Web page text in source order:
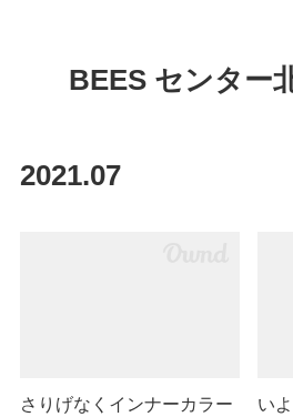
BEES センター
2021.07
さりげなくインナーカラー い